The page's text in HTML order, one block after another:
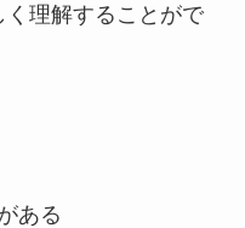
理解することがで
ある